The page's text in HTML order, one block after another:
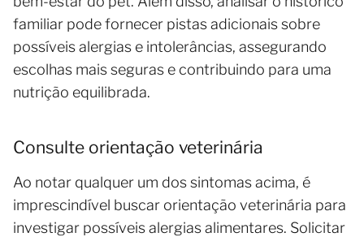
familiar pode fornecer pistas adicionais sobre
possíveis alergias e intolerâncias, assegurando
escolhas mais seguras e contribuindo para uma
nutrição equilibrada.
Consulte orientação veterinária
Ao notar qualquer um dos sintomas acima, é
imprescindível buscar orientação veterinária para
investigar possíveis alergias alimentares. Solicitar